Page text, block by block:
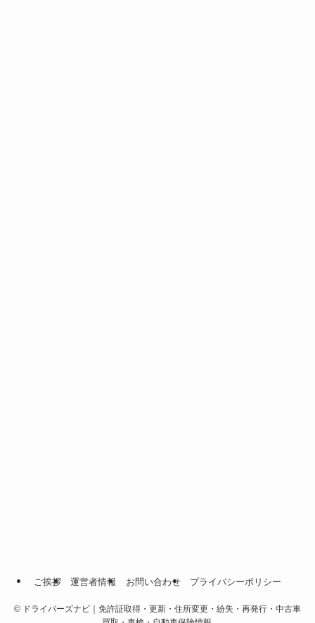
ご挨拶 運営者情報 お問い合わせ プライバシーポリシー
© ドライバーズナビ｜免許証取得・更新・住所変更・紛失・再発行・中古車